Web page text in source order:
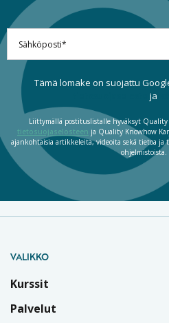
Tämä lomake on suojattu
ja
Liittymällä postituslistalle hyväksyt
tietosuojaselosteen ja Quality Knowhow
ajankohtaisia artikkeleita, videoita sekä tietoa ja
ohjelmistoista.
VALIKKO
Kurssit
Palvelut